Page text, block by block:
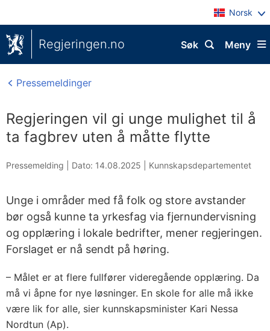
Norsk
Regjeringen.no Meny
Søk
Pressemeldinger
Regjeringen vil gi unge mulighet til å
ta fagbrev uten å måtte flytte
Pressemelding | Dato: 14.08.2025 Kunnskapsdepartementet
Unge i områder med få folk og store avstander
bør også kunne ta yrkesfag via fjernundervisning
og opplæring i lokale bedrifter, mener regjeringen.
Forslaget er nå sendt på høring.
– Målet er at flere fullfører videregående opplæring. Da
må vi åpne for nye løsninger. En skole for alle må ikke
være lik for alle, sier kunnskapsminister Kari Nessa
Nordtun (Ap).